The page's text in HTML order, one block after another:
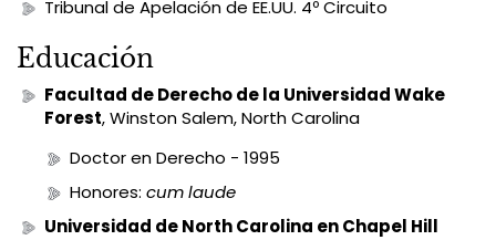
Tribunal de Apelación de EE.UU. 4º Circuito
Educación
Facultad de Derecho de la Universidad Wake
Forest, Winston Salem, North Carolina
Doctor en Derecho - 1995
Honores: cum laude
Universidad de North Carolina en Chapel Hill